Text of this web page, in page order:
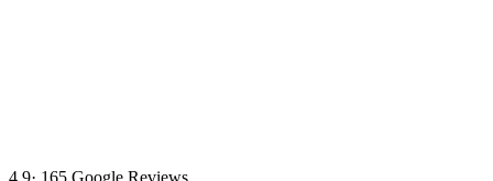
4.9· 165 Google Reviews